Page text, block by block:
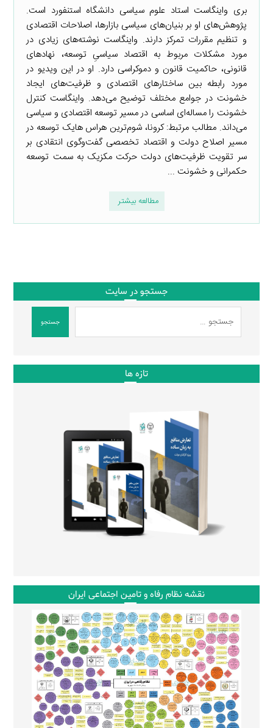
بری واینگاست استاد علوم سیاسی دانشگاه استنفورد است.
پژوهش‌های او بر بنیان‌های سیاسی بازارها، اصلاحات اقتصادی
و تنظیم مقررات تمرکز دارند. واینگاست نوشته‌های زیادی در
مورد مشکلات مربوط به اقتصاد سیاسیِ توسعه، نهادهای
قانونی، حاکمیت قانون و دموکراسی دارد. او در این ویدیو در
مورد رابطه بین ساختارهای اقتصادی و ظرفیت‌های ایجاد
خشونت در جوامع مختلف توضیح می‌دهد. واینگاست کنترل
خشونت را مساله‌ای اساسی در مسیر توسعه اقتصادی و سیاسی
می‌داند. مطالب مرتبط: کرونا، شوم‌ترین هراس هایک توسعه در
مسیر اصلاح دولت و اقتصاد تخصصی گفت‌وگوی انتقادی بر
سر تقویت ظرفیت‌های دولت حرکت مکزیک به سمت توسعه
حکمرانی و خشونت ...
مطالعه بیشتر
جستجو در سایت
جستجو
تازه ها
نقشه نظام رفاه و تامین اجتماعی ایران